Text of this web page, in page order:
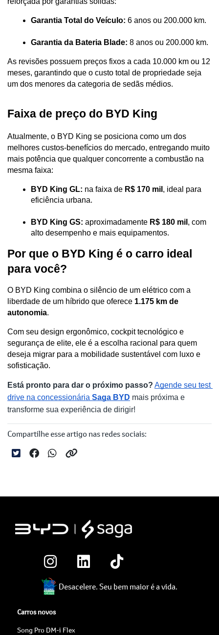
Garantia Total do Veículo: 6 anos ou 200.000 km.
Garantia da Bateria Blade: 8 anos ou 200.000 km.
As revisões possuem preços fixos a cada 10.000 km ou 12
meses, garantindo que o custo total de propriedade seja
um dos menores da categoria de sedãs médios.
Faixa de preço do BYD King
Atualmente, o BYD King se posiciona como um dos
melhores custos-benefícios do mercado, entregando muito
mais potência que qualquer concorrente a combustão na
mesma faixa:
BYD King GL: na faixa de R$ 170 mil , ideal para
eficiência urbana.
BYD King GS: aproximadamente R$ 180 mil , com
alto desempenho e mais equipamentos.
Por que o BYD King é o carro ideal
para você?
O BYD King combina o silêncio de um elétrico com a
liberdade de um híbrido que oferece 1.175 km de
autonomia.
Com seu design ergonômico, cockpit tecnológico e
segurança de elite, ele é a escolha racional para quem
deseja migrar para a mobilidade sustentável com luxo e
sofisticação.
Está pronto para dar o próximo passo? Agende seu test
drive na concessionária Saga BYD mais próxima e
transforme sua experiência de dirigir!
Compartilhe esse artigo nas redes sociais:
Desacelere. Seu bem maior é a vida.
Carros novos
Song Pro DM-i Flex